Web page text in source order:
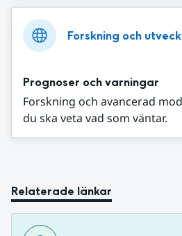
Forskning och
Prognoser och varningar
Forskning och avancerad
du ska veta vad som väntar.
Relaterade länkar